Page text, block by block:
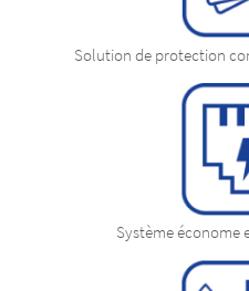
Solution de protection
Système économe